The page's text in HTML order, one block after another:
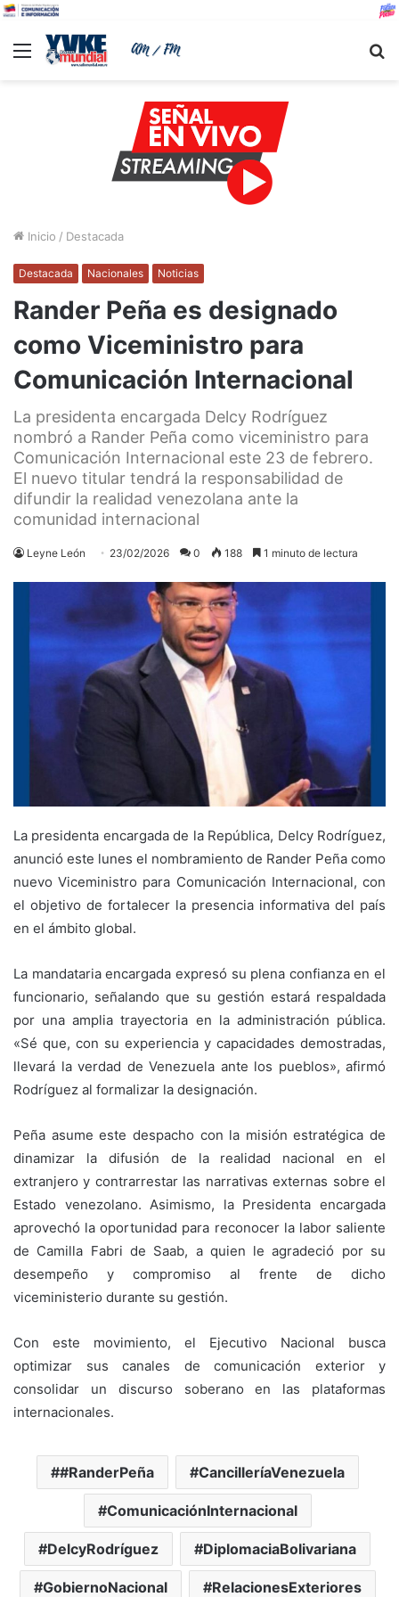
Menu
Inicio / Destacada
Destacada Nacionales Noticias
Rander Peña es designado
como Viceministro para
Comunicación Internacional
La presidenta encargada Delcy Rodríguez
nombró a Rander Peña como viceministro para
Comunicación Internacional este 23 de febrero.
El nuevo titular tendrá la responsabilidad de
difundir la realidad venezolana ante la
comunidad internacional
Leyne León 23/02/2026 0 188 1 minuto de lectura
La presidenta encargada de la República, Delcy Rodríguez,
anunció este lunes el nombramiento de Rander Peña como
nuevo Viceministro para Comunicación Internacional, con
el objetivo de fortalecer la presencia informativa del país
en el ámbito global.
La mandataria encargada expresó su plena confianza en el
funcionario, señalando que su gestión estará respaldada
por una amplia trayectoria en la administración pública.
«Sé que, con su experiencia y capacidades demostradas,
llevará la verdad de Venezuela ante los pueblos», afirmó
Rodríguez al formalizar la designación.
Peña asume este despacho con la misión estratégica de
dinamizar la difusión de la realidad nacional en el
extranjero y contrarrestar las narrativas externas sobre el
Estado venezolano. Asimismo, la Presidenta encargada
aprovechó la oportunidad para reconocer la labor saliente
de Camilla Fabri de Saab, a quien le agradeció por su
desempeño y compromiso al frente de dicho
viceministerio durante su gestión.
Con este movimiento, el Ejecutivo Nacional busca
optimizar sus canales de comunicación exterior y
consolidar un discurso soberano en las plataformas
internacionales.
#RanderPeña CancilleríaVenezuela
ComunicaciónInternacional
DelcyRodríguez DiplomaciaBolivariana
GobiernoNacional RelacionesExteriores